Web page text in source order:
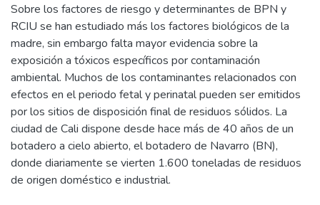
Sobre los factores de riesgo y determinantes de BPN y
RCIU se han estudiado más los factores biológicos de la
madre, sin embargo falta mayor evidencia sobre la
exposición a tóxicos específicos por contaminación
ambiental. Muchos de los contaminantes relacionados con
efectos en el periodo fetal y perinatal pueden ser emitidos
por los sitios de disposición final de residuos sólidos. La
ciudad de Cali dispone desde hace más de 40 años de un
botadero a cielo abierto, el botadero de Navarro (BN),
donde diariamente se vierten 1.600 toneladas de residuos
de origen doméstico e industrial.